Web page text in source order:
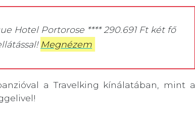
Hotel Portorose **** 290.691 Ft két fő
Megnézem
a Travelking kínálatában, mint a